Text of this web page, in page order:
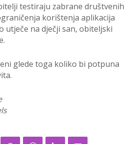
testiraju zabrane društvenih
korištenja aplikacija
utječe na dječji san, obiteljski
glede toga koliko bi potpuna